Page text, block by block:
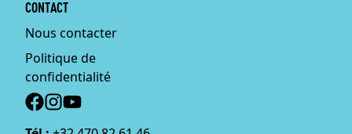
CONTACT
Nous contacter
Politique de
confidentialité
Social